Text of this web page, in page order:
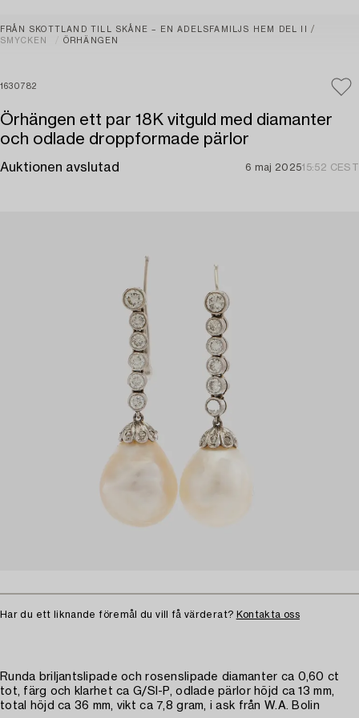
FRÅN SKOTTLAND TILL SKÅNE – EN ADELSFAMILJS HEM DEL II
SMYCKEN
ÖRHÄNGEN
1630782
Örhängen ett par 18K vitguld med diamanter
och odlade droppformade pärlor
Auktionen avslutad 6 maj 202515:52 CEST
Har du ett liknande föremål du vill få värderat? Kontakta oss
Runda briljantslipade och rosenslipade diamanter ca 0,60 ct
tot, färg och klarhet ca G/SI-P, odlade pärlor höjd ca 13 mm,
total höjd ca 36 mm, vikt ca 7,8 gram, i ask från W.A. Bolin